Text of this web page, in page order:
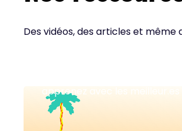
Des vidéos, des articles et
apprenez avec les meilleur.es